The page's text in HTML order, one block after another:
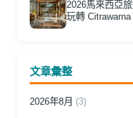
2026馬來西亞
玩轉
文章彙整
2026年8月 (3)